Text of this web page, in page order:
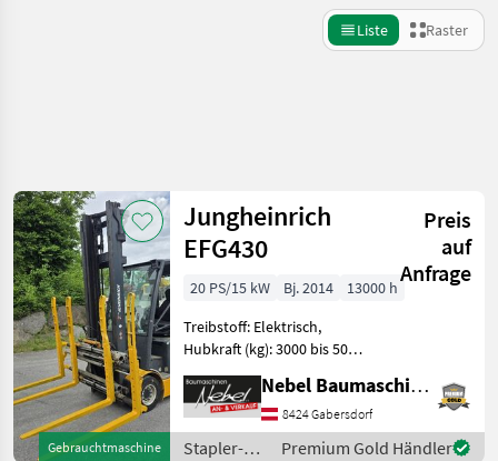
Liste Raster
Kategorie 2 Land Filter
AKTUELLER
PFAD
Jungheinrich
Ejd 220
KATEGORIE
WÄHLEN
Zurücksetzen
239
anzeigen
Gebrauchtmaschine
Jungheinrich
EFG430
Preis
auf
Anfrage
20 PS/15 kW Bj. 2014
13000 h
Treibstoff: Elektrisch,
Hubkraft (kg): 3000 bis 5000,
Bauart:
Frontstapler/Gabelstapler,
Kabine, hydr.
Nebel Baumaschinen
8424 Gabersdorf
Stapler-
Premium Gold Händler